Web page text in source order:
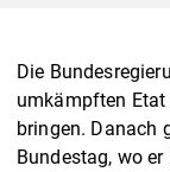
Die
umkämpften
bringen. Danach
Bundestag, wo